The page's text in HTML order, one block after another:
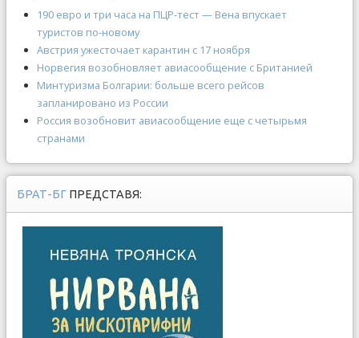
190 евро и три часа на ПЦР-тест — Вена впускает
туристов по-новому
Австрия ужесточает карантин с 17 ноября
Норвегия возобновляет авиасообщение с Британией
Минтуризма Болгарии: больше всего рейсов
запланировано из России
Россия возобновит авиасообщение еще с четырьмя
странами
БРАТ-БГ ПРЕДСТАВЯ: